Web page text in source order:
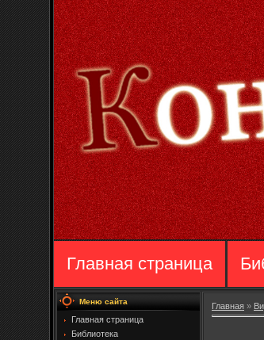
Главная страница
Меню сайта
Главная страница
Библиотека
Главная »